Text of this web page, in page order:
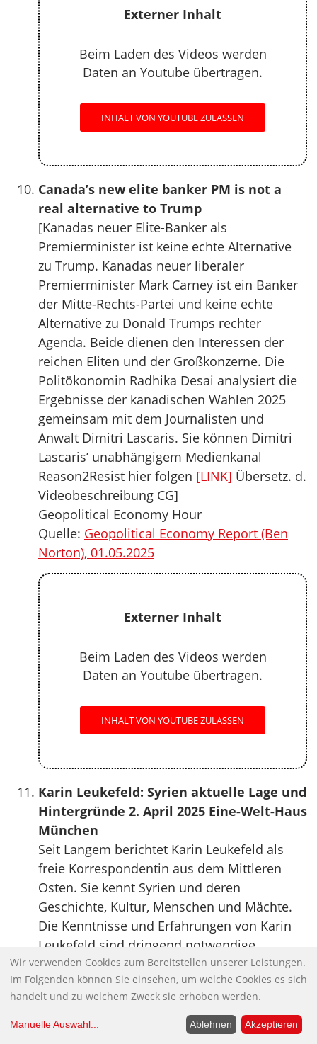
Externer Inhalt
Beim Laden des Videos werden
Daten an Youtube übertragen.
INHALT VON YOUTUBE ZULASSEN
Canada’s new elite banker PM is not a
real alternative to Trump
[Kanadas neuer Elite-Banker als
Premierminister ist keine echte Alternative
zu Trump. Kanadas neuer liberaler
Premierminister Mark Carney ist ein Banker
der Mitte-Rechts-Partei und keine echte
Alternative zu Donald Trumps rechter
Agenda. Beide dienen den Interessen der
reichen Eliten und der Großkonzerne. Die
Politökonomin Radhika Desai analysiert die
Ergebnisse der kanadischen Wahlen 2025
gemeinsam mit dem Journalisten und
Anwalt Dimitri Lascaris. Sie können Dimitri
Lascaris’ unabhängigem Medienkanal
Reason2Resist hier folgen [LINK] Übersetz. d.
Videobeschreibung CG]
Geopolitical Economy Hour
Quelle: Geopolitical Economy Report (Ben
Norton), 01.05.2025
Externer Inhalt
Beim Laden des Videos werden
Daten an Youtube übertragen.
INHALT VON YOUTUBE ZULASSEN
Karin Leukefeld: Syrien aktuelle Lage und
Hintergründe 2. April 2025 Eine-Welt-Haus
München
Seit Langem berichtet Karin Leukefeld als
freie Korrespondentin aus dem Mittleren
Osten. Sie kennt Syrien und deren
Geschichte, Kultur, Menschen und Mächte.
Die Kenntnisse und Erfahrungen von Karin
Leukefeld sind dringend notwendige
Ergänzung und Korrektur der Erzählungen
unsere offiziellen Medien.
Anfang Dezember 2024 stürzte innerhalb
weniger Tage die syrische Regierung Baschar
Wir verwenden Cookies zum Bereitstellen unserer Leistungen.
Im Folgenden können Sie einsehen, um welche Cookies es sich
handelt und zu welchem Zweck sie erhoben werden.
Manuelle Auswahl... Ablehnen Akzeptieren